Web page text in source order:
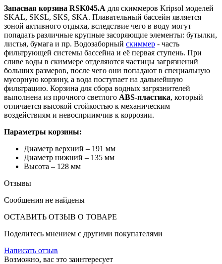
Запасная корзина RSK045.A для скиммеров Kripsol моделей
SKAL, SKSL, SKS, SKA. Плавательный бассейн является
зоной активного отдыха, вследствие чего в воду могут
попадать различные крупные засоряющие элементы: бутылки,
листья, бумага и пр. Водозаборный скиммер - часть
фильтрующей системы бассейна и её первая ступень. При
сливе воды в скиммере отделяются частицы загрязнений
больших размеров, после чего они попадают в специальную
мусорную корзину, а вода поступает на дальнейшую
фильтрацию. Корзина для сбора водных загрязнителей
выполнена из прочного светлого ABS-пластика, который
отличается высокой стойкостью к механическим
воздействиям и невосприимчив к коррозии.
Параметры корзины:
Диаметр верхний – 191 мм
Диаметр нижний – 135 мм
Высота – 128 мм
Отзывы
Сообщения не найдены
ОСТАВИТЬ ОТЗЫВ О ТОВАРЕ
Поделитесь мнением с другими покупателями
Написать отзыв
Возможно, вас это заинтересует